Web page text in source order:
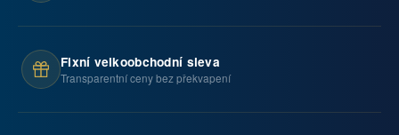
Fixní velkoobchodní sleva
Transparentní ceny bez překvapení